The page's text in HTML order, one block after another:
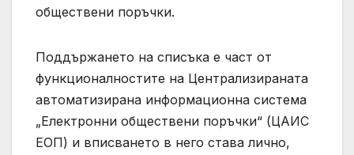
обществени поръчки.
Поддържането на списъка е част от
функционалностите на Централизираната
автоматизирана информационна система
„Електронни обществени поръчки“ (ЦАИС
ЕОП) и вписването в него става лично,